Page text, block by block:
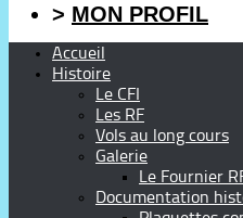
> MON PROFIL
Accueil
Histoire
Le CFI
Les RF
Vols au long cours
Galerie
Le Fournier
Documentation